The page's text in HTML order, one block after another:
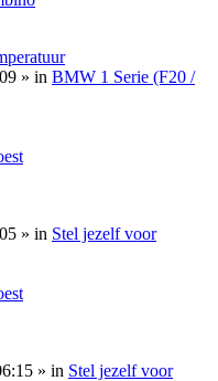
» in BMW 1 Serie (F20 /
» in Stel jezelf voor
» in Stel jezelf voor